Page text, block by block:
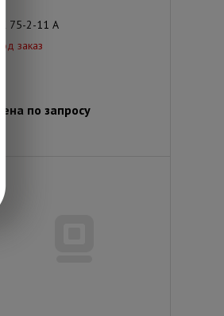
РК 75-2-11 А
Под заказ
Цена по запросу